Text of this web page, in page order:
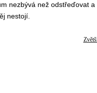
nezbývá než odstřeďovat
nestojí.